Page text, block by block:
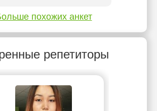
похожих анкет
репетиторы